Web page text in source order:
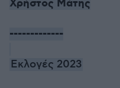
Χρήστος Μάτης
-------------
Εκλογές 2023